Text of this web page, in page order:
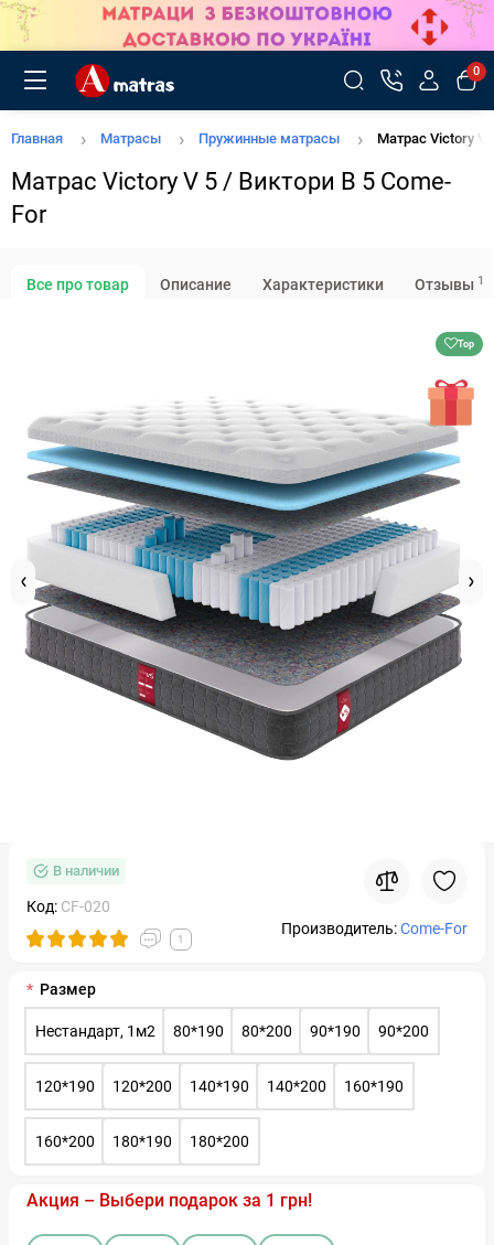
0
Главная Матрасы Пружинные матрасы Матрас Victory V
Матрас Victory V 5 / Виктори В 5 Come-
For
Все про товар Описание Характеристики Отзывы 1
Top
В наличии
Код: CF-020
1
Производитель:Come-For
Размер
Нестандарт, 1м2 80*190 80*200 90*190 90*200
120*190 120*200 140*190 140*200 160*190
160*200 180*190 180*200
Акция – Выбери подарок за 1 грн!